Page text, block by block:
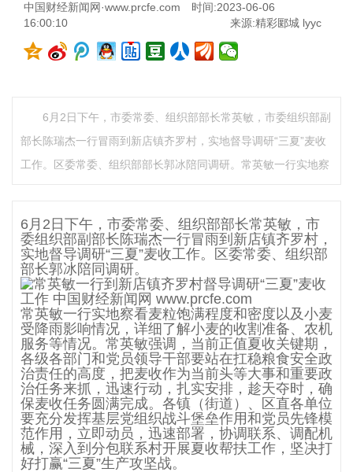
中国财经新闻网·www.prcfe.com
时间:2023-06-06
16:00:10
来源:精彩郾城 lyyc
6月2日下午，市委常委、组织部部长常英敏，市委组织部副
部长陈瑞杰一行冒雨到新店镇齐罗村，实地督导调研“三夏”麦收
工作。区委常委、组织部部长郭冰陪同调研。常英敏一行实地察
6月2日下午，市委常委、组织部部长常英敏，市
委组织部副部长陈瑞杰一行冒雨到新店镇齐罗村，
实地督导调研“三夏”麦收工作。区委常委、组织部
部长郭冰陪同调研。
常英敏一行实地察看麦粒饱满程度和密度以及小麦
受降雨影响情况，详细了解小麦的收割准备、农机
服务等情况。常英敏强调，当前正值夏收关键期，
各级各部门和党员领导干部要站在扛稳粮食安全政
治责任的高度，把麦收作为当前头等大事和重要政
治任务来抓，迅速行动，扎实安排，趁天夺时，确
保麦收任务圆满完成。各镇（街道）、区直各单位
要充分发挥基层党组织战斗堡垒作用和党员先锋模
范作用，立即动员，迅速部署，协调联系、调配机
械，深入到分包联系村开展夏收帮扶工作，坚决打
好打赢“三夏”生产攻坚战。